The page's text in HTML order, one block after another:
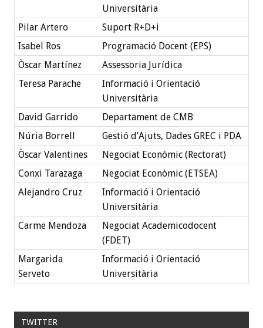
Universitària
Pilar Artero
Suport R+D+i
Isabel Ros
Programació Docent (EPS)
Òscar Martínez
Assessoria Jurídica
Teresa Parache
Informació i Orientació
Universitària
David Garrido
Departament de CMB
Núria Borrell
Gestió d’Ajuts, Dades GREC i PDA
Òscar Valentines
Negociat Econòmic (Rectorat)
Conxi Tarazaga
Negociat Econòmic (ETSEA)
Alejandro Cruz
Informació i Orientació
Universitària
Carme Mendoza
Negociat Academicodocent
(FDET)
Margarida
Serveto
Informació i Orientació
Universitària
TWITTER